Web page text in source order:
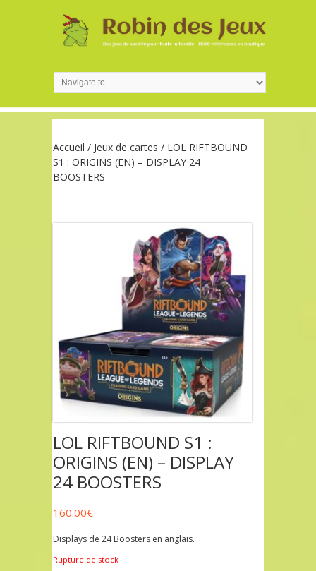
Accueil / Jeux de cartes / LOL RIFTBOUND
S1 : ORIGINS (EN) – DISPLAY 24
BOOSTERS
LOL RIFTBOUND S1 :
ORIGINS (EN) – DISPLAY
24 BOOSTERS
160.00€
Displays de 24 Boosters en anglais.
Rupture de stock